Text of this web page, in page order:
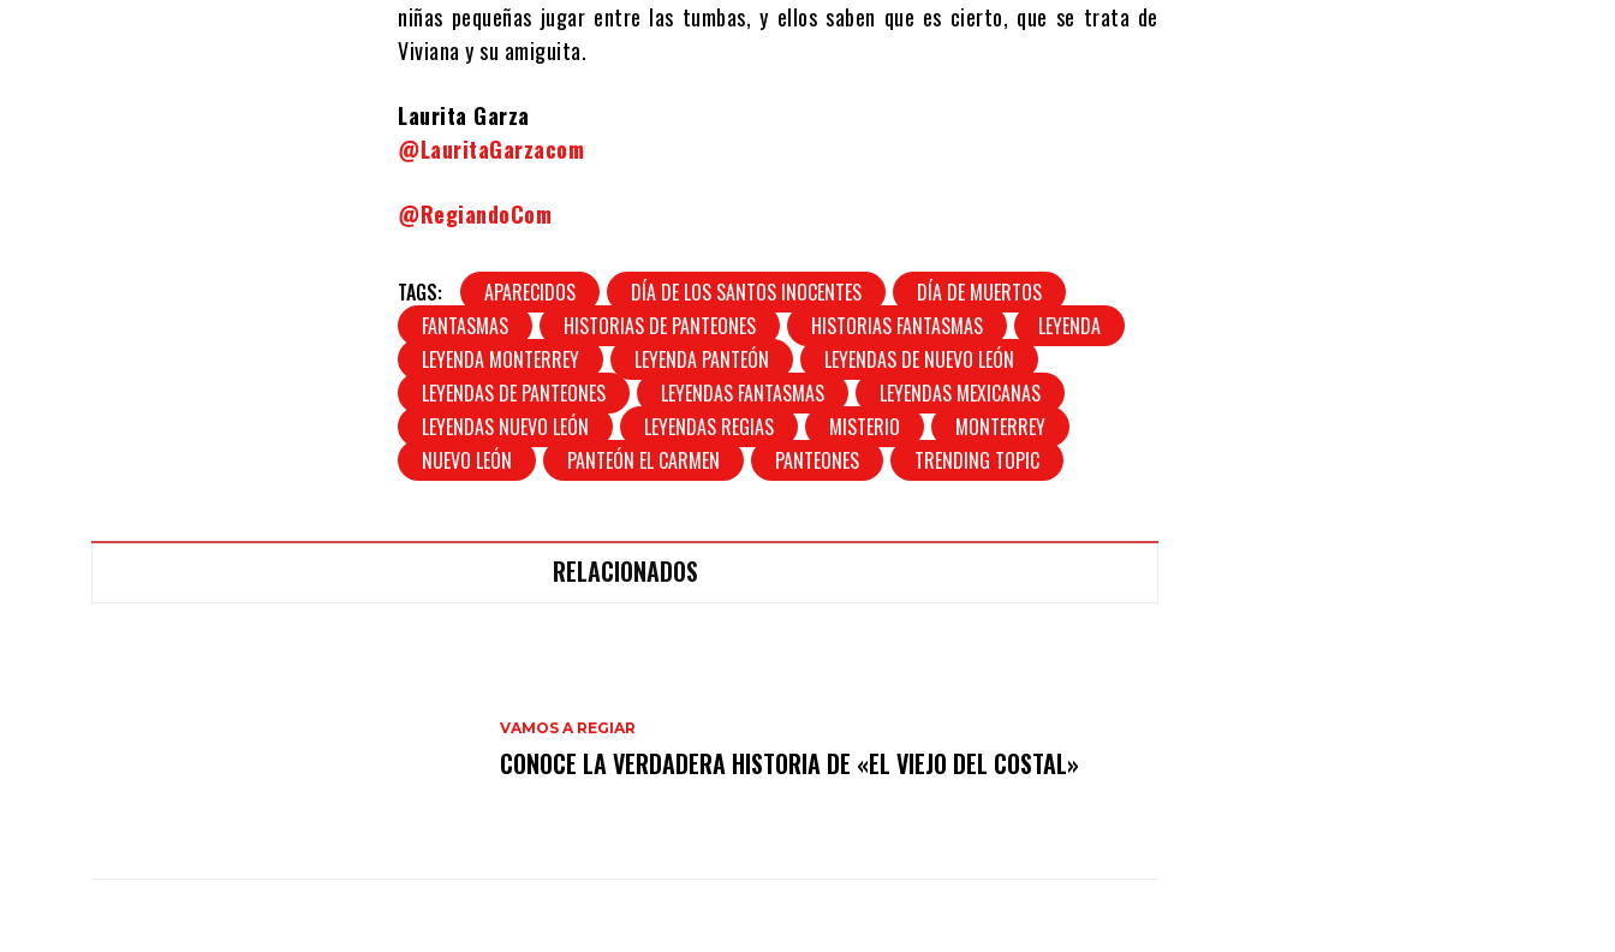
niñas pequeñas jugar entre las tumbas, y ellos saben que es cierto, que se trata de
Viviana y su amiguita.
Laurita Garza
@LauritaGarzacom
@RegiandoCom
TAGS: APARECIDOS DÍA DE LOS SANTOS INOCENTES
DÍA DE MUERTOS
FANTASMAS
HISTORIAS DE PANTEONES HISTORIAS FANTASMAS
LEYENDA
LEYENDA MONTERREY
LEYENDA PANTEÓN
LEYENDAS DE NUEVO LEÓN
LEYENDAS DE PANTEONES
LEYENDAS FANTASMAS
LEYENDAS MEXICANAS
LEYENDAS NUEVO LEÓN
LEYENDAS REGIAS MISTERIO
MONTERREY
NUEVO LEÓN
PANTEÓN EL CARMEN PANTEONES TRENDING TOPIC
RELACIONADOS
VAMOS A REGIAR
CONOCE LA VERDADERA HISTORIA DE «EL VIEJO DEL COSTAL»